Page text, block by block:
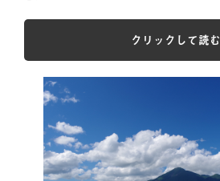
クリックして読む